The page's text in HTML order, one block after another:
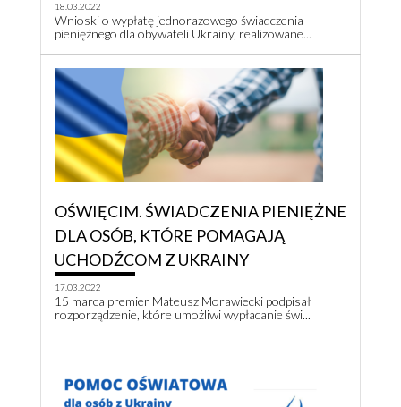
18.03.2022
Wnioski o wypłatę jednorazowego świadczenia
pieniężnego dla obywateli Ukrainy, realizowane...
OŚWIĘCIM. ŚWIADCZENIA PIENIĘŻNE
DLA OSÓB, KTÓRE POMAGAJĄ
UCHODŹCOM Z UKRAINY
17.03.2022
15 marca premier Mateusz Morawiecki podpisał
rozporządzenie, które umożliwi wypłacanie świ...